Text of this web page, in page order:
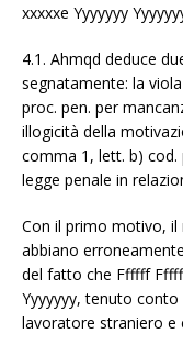
xxxxxe Yyyyyyy
4.1. Ahmqd deduce
segnatamente: la
proc. pen. per
illogicità della
comma 1, lett. b) cod.
legge penale in
Con il primo motivo, il
abbiano
del fatto che Ffffff
Yyyyyyy, tenuto
lavoratore straniero e